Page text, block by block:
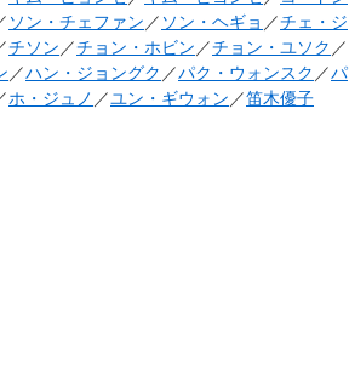
ソン・チェファン ／ ソン・ヘギョ ／チェ・ジ
チソン ／チョン・ホビン ／チョン・ユソク ／
／ハン・ジョングク ／パク・ウォンスク ／パ
ホ・ジュノ ／ユン・ギウォン ／笛木優子